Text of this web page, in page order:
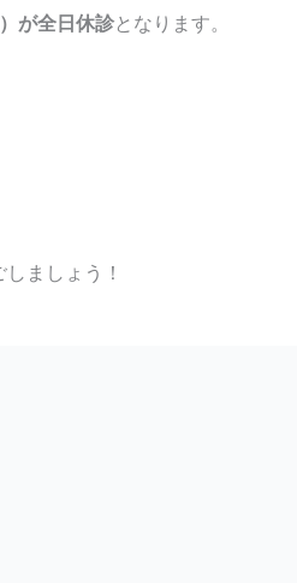
が全日休診となります。
ましょう！